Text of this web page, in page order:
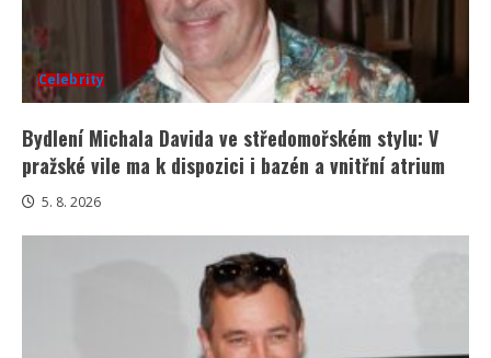
Celebrity
Bydlení Michala Davida ve středomořském stylu: V
pražské vile ma k dispozici i bazén a vnitřní atrium
5. 8. 2026